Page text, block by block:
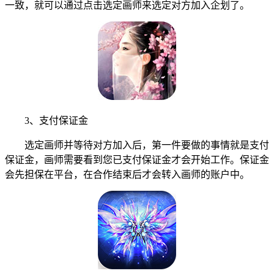
一致，就可以通过点击选定画师来选定对方加入企划了。
3、支付保证金
选定画师并等待对方加入后，第一件要做的事情就是支付
保证金，画师需要看到您已支付保证金才会开始工作。保证金
会先担保在平台，在合作结束后才会转入画师的账户中。